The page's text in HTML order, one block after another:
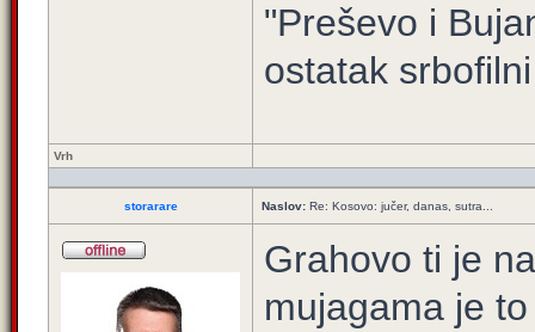
"Preševo i
ostatak
Vrh
storarare Naslov: Re: Kosovo: jučer, danas, sutra...
Grahovo ti je
mujagama je